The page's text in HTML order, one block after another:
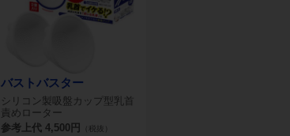
バストバスター
シリコン製吸盤カップ型乳首
責めローター
参考上代 4,500円
（税抜）